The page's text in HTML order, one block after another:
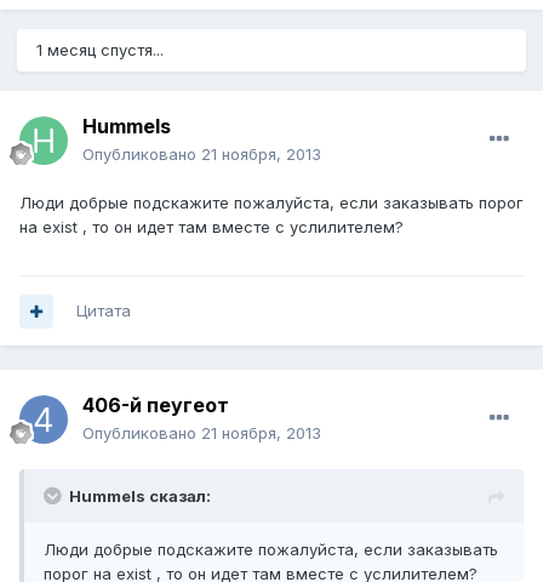
1 месяц спустя...
Hummels
Опубликовано 21 ноября, 2013
Люди добрые подскажите пожалуйста, если заказывать порог
на exist , то он идет там вместе с услилителем?
Цитата
406-й пеугеот
Опубликовано 21 ноября, 2013
Hummels сказал:
Люди добрые подскажите пожалуйста, если заказывать
порог на exist , то он идет там вместе с услилителем?